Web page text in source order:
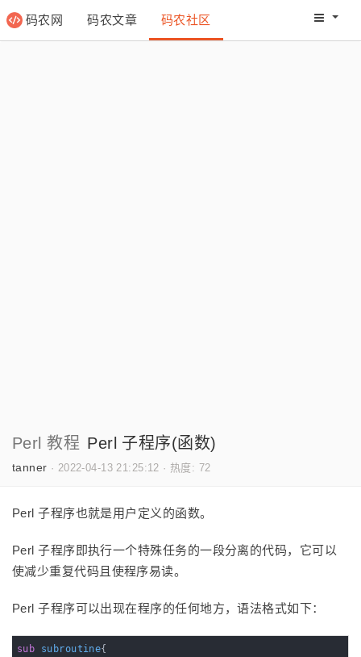
码农网 码农文章 码农社区 码农网
Perl 教程 Perl 子程序(函数)
tanner · 2022-04-13 21:25:12 · 热度: 72
Perl 子程序也就是用户定义的函数。
Perl 子程序即执行一个特殊任务的一段分离的代码，它可以
使减少重复代码且使程序易读。
Perl 子程序可以出现在程序的任何地方，语法格式如下：
sub subroutine{